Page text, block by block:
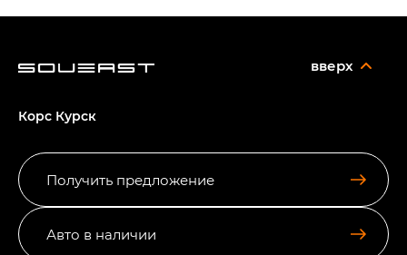
Получить предложение
Авто в наличии
вверх
Корс Курск